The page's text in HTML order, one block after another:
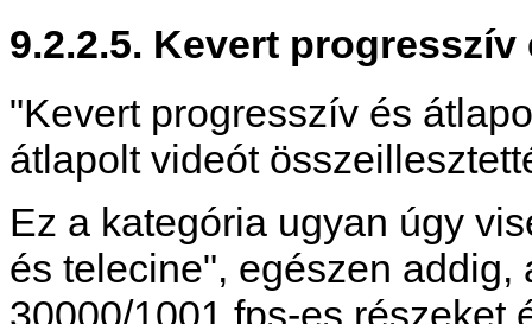
9.2.2.5. Kevert progresszív
"Kevert progresszív és
átlapolt videót
Ez a kategória ugyan úgy
és telecine", egészen
30000/1001 fps-es részeket